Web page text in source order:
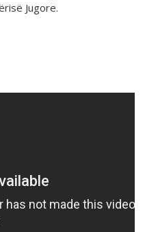
Jugore.